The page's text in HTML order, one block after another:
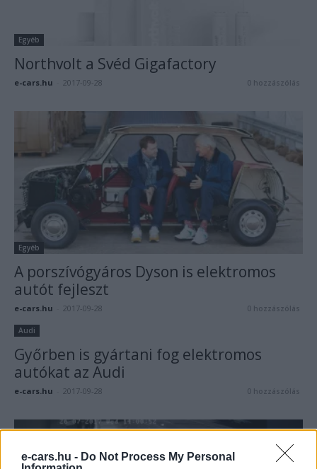
e-cars.hu - Do Not Process My Personal
Egyéb
Northvolt a Svéd Gigafactory
e-cars.hu 2017-09-28 0 hozzászólás
Egyéb
A porszívógyáros Dyson is elektromos
autót fejleszt
e-cars.hu 2017-09-28 0 hozzászólás
Audi
Győrben is gyártani fog elektromos
autókat az Audi
e-cars.hu 2017-09-28 0 hozzászólás